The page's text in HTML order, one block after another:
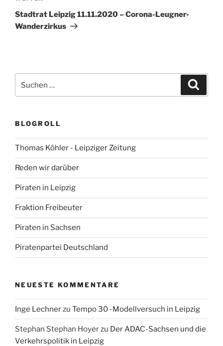
Beitrag
Stadtrat Leipzig 11.11.2020 – Corona-Leugner-
Wanderzirkus
nach:
BLOGROLL
Thomas Köhler - Leipziger Zeitung
Reden wir darüber
Piraten in Leipzig
Fraktion Freibeuter
Piraten in Sachsen
Piratenpartei Deutschland
NEUESTE KOMMENTARE
Inge Lechnerzu Tempo 30 -Modellversuch in Leipzig
Stephan Stephan Hoyerzu Der ADAC-Sachsen und die
Verkehrspolitik in Leipzig